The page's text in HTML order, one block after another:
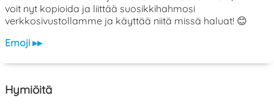
voit nyt kopioida ja liittää suosikkihahmosi
verkkosivustollamme ja käyttää niitä missä haluat! 😊
Emoji ▸▸
Hymiöitä